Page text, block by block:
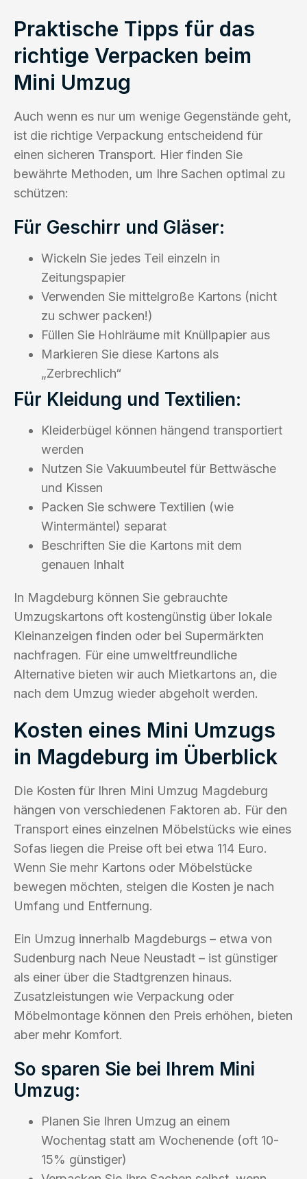
Praktische Tipps für das
richtige Verpacken beim
Mini Umzug
Auch wenn es nur um wenige Gegenstände geht,
ist die richtige Verpackung entscheidend für
einen sicheren Transport. Hier finden Sie
bewährte Methoden, um Ihre Sachen optimal zu
schützen:
Für Geschirr und Gläser:
Wickeln Sie jedes Teil einzeln in
Zeitungspapier
Verwenden Sie mittelgroße Kartons (nicht
zu schwer packen!)
Füllen Sie Hohlräume mit Knüllpapier aus
Markieren Sie diese Kartons als
„Zerbrechlich“
Für Kleidung und Textilien:
Kleiderbügel können hängend transportiert
werden
Nutzen Sie Vakuumbeutel für Bettwäsche
und Kissen
Packen Sie schwere Textilien (wie
Wintermäntel) separat
Beschriften Sie die Kartons mit dem
genauen Inhalt
In Magdeburg können Sie gebrauchte
Umzugskartons oft kostengünstig über lokale
Kleinanzeigen finden oder bei Supermärkten
nachfragen. Für eine umweltfreundliche
Alternative bieten wir auch Mietkartons an, die
nach dem Umzug wieder abgeholt werden.
Kosten eines Mini Umzugs
in Magdeburg im Überblick
Die Kosten für Ihren Mini Umzug Magdeburg
hängen von verschiedenen Faktoren ab. Für den
Transport eines einzelnen Möbelstücks wie eines
Sofas liegen die Preise oft bei etwa 114 Euro.
Wenn Sie mehr Kartons oder Möbelstücke
bewegen möchten, steigen die Kosten je nach
Umfang und Entfernung.
Ein Umzug innerhalb Magdeburgs – etwa von
Sudenburg nach Neue Neustadt – ist günstiger
als einer über die Stadtgrenzen hinaus.
Zusatzleistungen wie Verpackung oder
Möbelmontage können den Preis erhöhen, bieten
aber mehr Komfort.
So sparen Sie bei Ihrem Mini
Umzug:
Planen Sie Ihren Umzug an einem
Wochentag statt am Wochenende (oft 10-
15% günstiger)